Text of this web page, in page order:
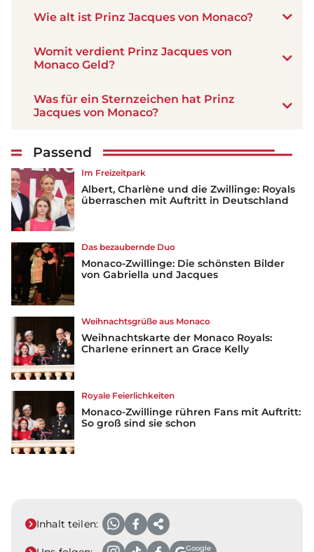
Wie alt ist Prinz Jacques von Monaco?
Womit verdient Prinz Jacques von
Monaco Geld?
Was für ein Sternzeichen hat Prinz
Jacques von Monaco?
Passend
Im Freizeitpark
Albert, Charlène und die Zwillinge: Royals
überraschen mit Auftritt in Deutschland
Das bezaubernde Duo
Monaco-Zwillinge: Die schönsten Bilder
von Gabriella und Jacques
Weihnachtsgrüße aus Monaco
Weihnachtskarte der Monaco Royals:
Charlene erinnert an Grace Kelly
Royale Feierlichkeiten
Monaco-Zwillinge rühren Fans mit Auftritt:
So groß sind sie schon
Inhalt teilen:
Google